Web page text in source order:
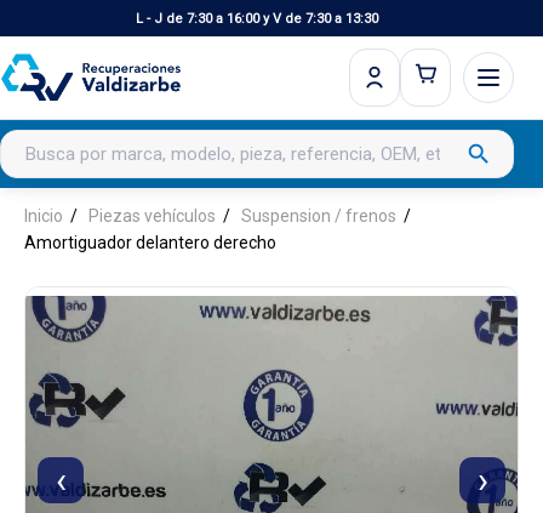
L - J de 7:30 a 16:00 y V de 7:30 a 13:30
Buscar productos search
Inicio Piezas vehículos
Suspension / frenos
Amortiguador delantero derecho
‹ ›